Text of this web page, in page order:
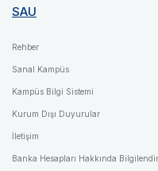
SAU
Rehber
Sanal Kampüs
Kampüs Bilgi Sistemi
Kurum Dışı Duyurular
İletişim
Banka Hesapları Hakkında